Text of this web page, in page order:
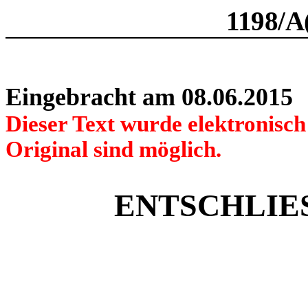
1198/
Eingebracht am 08.06.2015
Dieser Text wurde
Original sind möglich.